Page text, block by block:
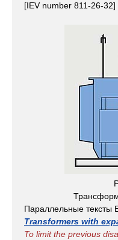
[IEV number 811-26-32]
Параллельные тексты
Transformers with
To limit the previous